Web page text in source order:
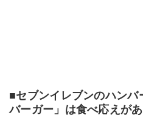
■セブンイレブンのハン
バーガー」は食べ応えが